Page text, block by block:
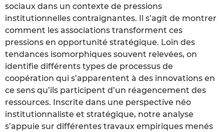
sociaux dans un contexte de pressions
institutionnelles contraignantes. Il s’agit de montrer
comment les associations transforment ces
pressions en opportunité stratégique. Loin des
tendances isomorphiques souvent relevées, on
identifie différents types de processus de
coopération qui s’apparentent à des innovations en
ce sens qu’ils participent d’un réagencement des
ressources. Inscrite dans une perspective néo
institutionnaliste et stratégique, notre analyse
s’appuie sur différentes travaux empiriques menés